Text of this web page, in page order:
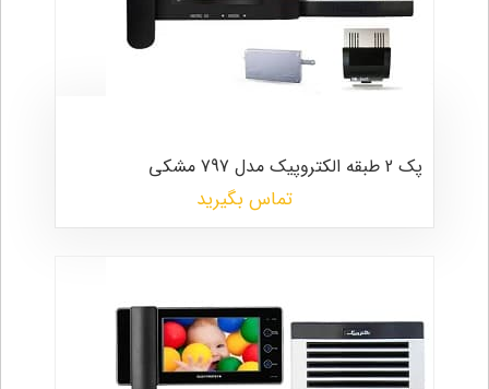
پک 2 طبقه الکتروپیک مدل 797 مشکی
تماس بگیرید